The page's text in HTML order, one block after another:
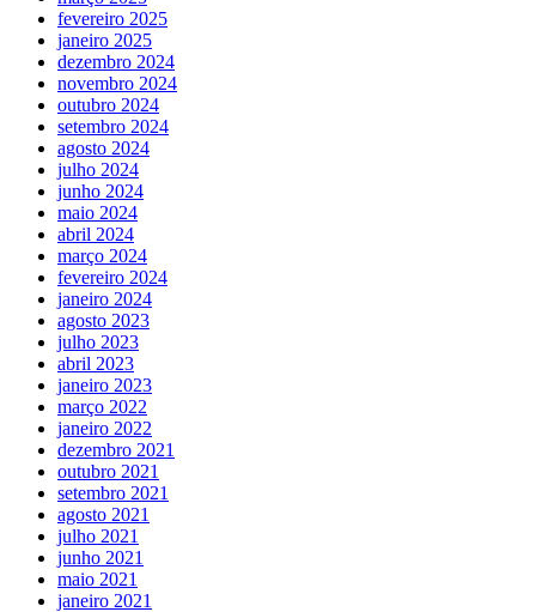
fevereiro 2025
janeiro 2025
dezembro 2024
novembro 2024
outubro 2024
setembro 2024
agosto 2024
julho 2024
junho 2024
maio 2024
abril 2024
março 2024
fevereiro 2024
janeiro 2024
agosto 2023
julho 2023
abril 2023
janeiro 2023
março 2022
janeiro 2022
dezembro 2021
outubro 2021
setembro 2021
agosto 2021
julho 2021
junho 2021
maio 2021
janeiro 2021